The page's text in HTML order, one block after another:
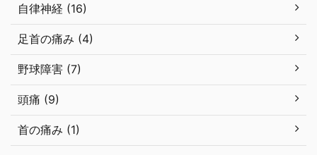
自律神経 (16)
足首の痛み (4)
野球障害 (7)
頭痛 (9)
首の痛み (1)